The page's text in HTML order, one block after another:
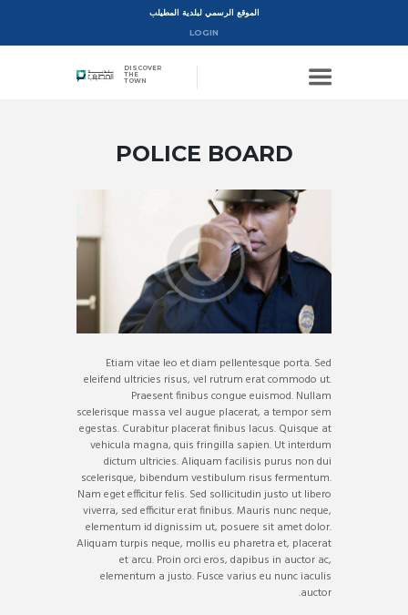
الموقع الرسمي لبلدية المطيلب
LOGIN
DISCOVER
THE
TOWN
POLICE BOARD
Etiam vitae leo et diam pellentesque porta. Sed
eleifend ultricies risus, vel rutrum erat commodo ut.
Praesent finibus congue euismod. Nullam
scelerisque massa vel augue placerat, a tempor sem
egestas. Curabitur placerat finibus lacus. Quisque at
vehicula magna, quis fringilla sapien. Ut interdum
dictum ultricies. Aliquam facilisis purus non dui
scelerisque, bibendum vestibulum risus fermentum.
Nam eget efficitur felis. Sed sollicitudin justo ut libero
viverra, sed efficitur erat finibus. Mauris nunc neque,
elementum id dignissim ut, posuere sit amet dolor.
Aliquam turpis neque, mollis eu pharetra et, placerat
et arcu. Proin orci eros, dapibus in auctor ac,
elementum a justo. Fusce varius eu nunc iaculis
auctor.